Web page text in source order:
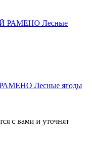
Лесные ягоды
с вами и уточнят